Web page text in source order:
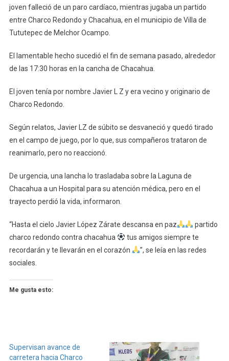
joven falleció de un paro cardíaco, mientras jugaba un partido
entre Charco Redondo y Chacahua, en el municipio de Villa de
Tututepec de Melchor Ocampo.
El lamentable hecho sucedió el fin de semana pasado, alrededor
de las 17:30 horas en la cancha de Chacahua.
El joven tenía por nombre Javier L Z y era vecino y originario de
Charco Redondo.
Según relatos, Javier LZ de súbito se desvaneció y quedó tirado
en el campo de juego, por lo que, sus compañeros trataron de
reanimarlo, pero no reaccionó.
De urgencia, una lancha lo trasladaba sobre la Laguna de
Chacahua a un Hospital para su atención médica, pero en el
trayecto perdió la vida, informaron.
“Hasta el cielo Javier López Zárate descansa en paz
partido
charco redondo contra chacahua
tus amigos siempre te
recordarán y te llevarán en el corazón
”, se leía en las redes
sociales.
Me gusta esto:
Supervisan avance de
carretera hacia Charco